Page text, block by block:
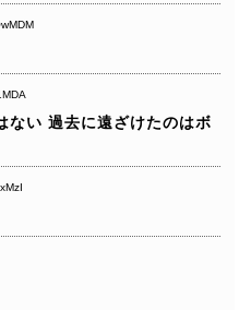
ない 過去に遠ざけたのはボ